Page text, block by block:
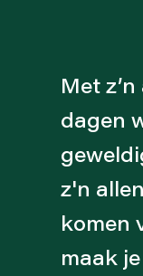
Met
dagen
z'n
komen
maak